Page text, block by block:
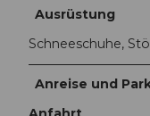
Ausrüstung
Schneeschuhe,
Anreise und